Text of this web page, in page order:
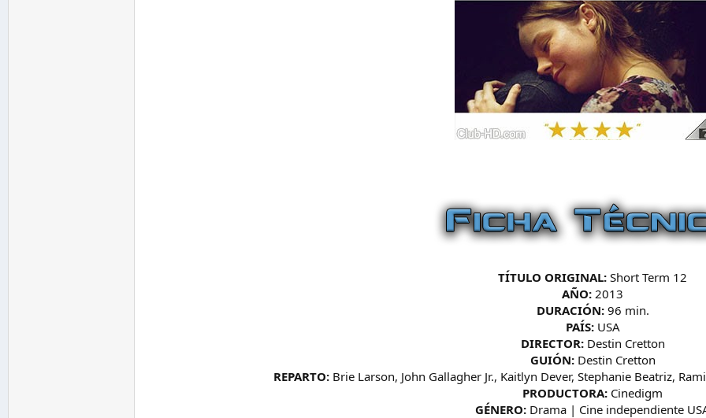
TÍTULO ORIGINAL: Short Term 12
AÑO: 2013
DURACIÓN:96 min.
PAÍS:USA
DIRECTOR:Destin Cretton
GUIÓN:Destin Cretton
REPARTO:Brie Larson, John Gallagher Jr., Kaitlyn Dever, Stephanie Beatriz,
PRODUCTORA: Cinedigm
GÉNERO: Drama | Cine independiente